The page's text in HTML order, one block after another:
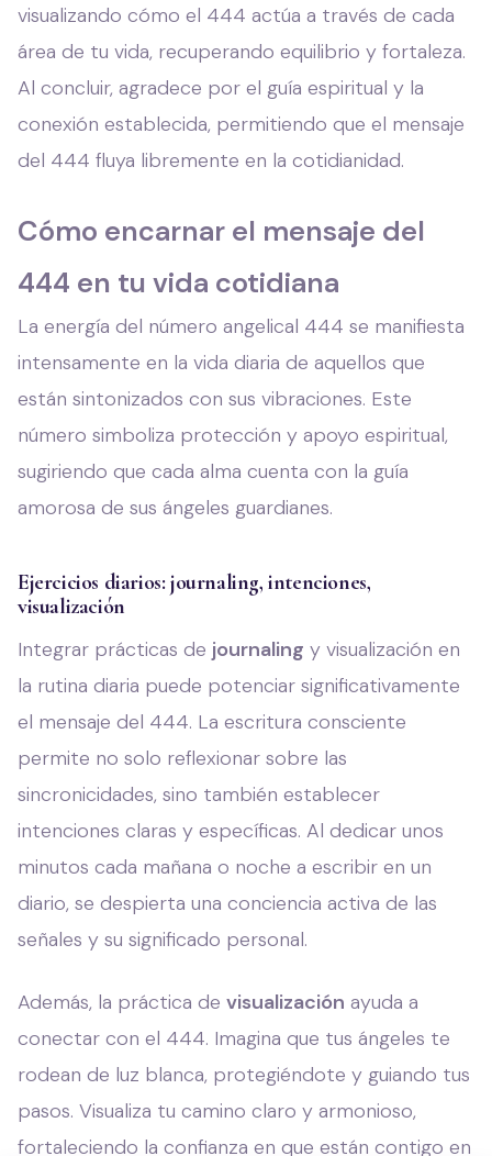
visualizando cómo el 444 actúa a través de cada
área de tu vida, recuperando equilibrio y fortaleza.
Al concluir, agradece por el guía espiritual y la
conexión establecida, permitiendo que el mensaje
del 444 fluya libremente en la cotidianidad.
Cómo encarnar el mensaje del
444 en tu vida cotidiana
La energía del número angelical 444 se manifiesta
intensamente en la vida diaria de aquellos que
están sintonizados con sus vibraciones. Este
número simboliza protección y apoyo espiritual,
sugiriendo que cada alma cuenta con la guía
amorosa de sus ángeles guardianes.
Ejercicios diarios: journaling, intenciones,
visualización
Integrar prácticas de journaling y visualización en
la rutina diaria puede potenciar significativamente
el mensaje del 444. La escritura consciente
permite no solo reflexionar sobre las
sincronicidades, sino también establecer
intenciones claras y específicas. Al dedicar unos
minutos cada mañana o noche a escribir en un
diario, se despierta una conciencia activa de las
señales y su significado personal.
Además, la práctica de visualización ayuda a
conectar con el 444. Imagina que tus ángeles te
rodean de luz blanca, protegiéndote y guiando tus
pasos. Visualiza tu camino claro y armonioso,
fortaleciendo la confianza en que están contigo en